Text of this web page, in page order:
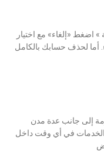
اضغط «إلغاء» مع اختيار
لحذف حسابك بالكامل
إلى جانب عدة مدن
في أي وقت داخل